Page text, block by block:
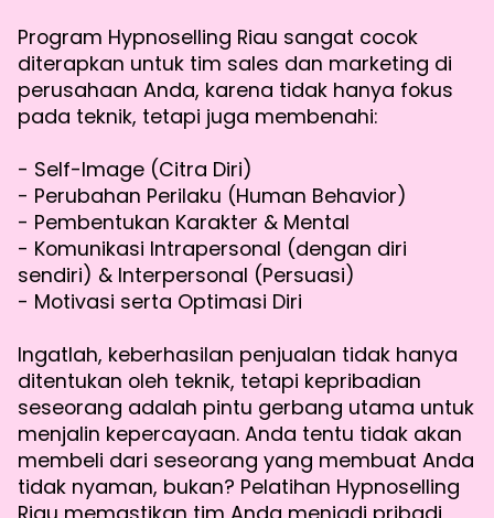
Program Hypnoselling Riau sangat cocok
diterapkan untuk tim sales dan marketing di
perusahaan Anda, karena tidak hanya fokus
pada teknik, tetapi juga membenahi:
- Self-Image (Citra Diri)
- Perubahan Perilaku (Human Behavior)
- Pembentukan Karakter & Mental
- Komunikasi Intrapersonal (dengan diri
sendiri) & Interpersonal (Persuasi)
- Motivasi serta Optimasi Diri
Ingatlah, keberhasilan penjualan tidak hanya
ditentukan oleh teknik, tetapi kepribadian
seseorang adalah pintu gerbang utama untuk
menjalin kepercayaan. Anda tentu tidak akan
membeli dari seseorang yang membuat Anda
tidak nyaman, bukan? Pelatihan Hypnoselling